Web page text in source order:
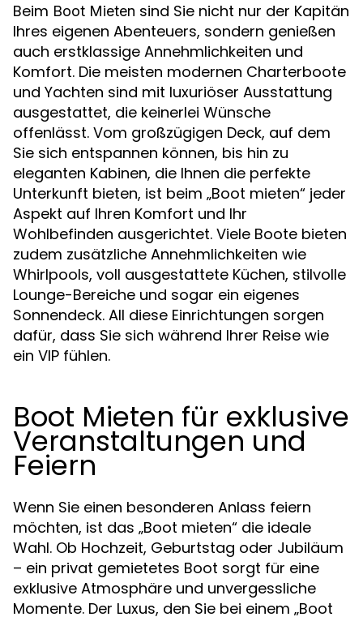
Beim Boot Mieten sind Sie nicht nur der Kapitän
Ihres eigenen Abenteuers, sondern genießen
auch erstklassige Annehmlichkeiten und
Komfort. Die meisten modernen Charterboote
und Yachten sind mit luxuriöser Ausstattung
ausgestattet, die keinerlei Wünsche
offenlässt. Vom großzügigen Deck, auf dem
Sie sich entspannen können, bis hin zu
eleganten Kabinen, die Ihnen die perfekte
Unterkunft bieten, ist beim „Boot mieten“ jeder
Aspekt auf Ihren Komfort und Ihr
Wohlbefinden ausgerichtet. Viele Boote bieten
zudem zusätzliche Annehmlichkeiten wie
Whirlpools, voll ausgestattete Küchen, stilvolle
Lounge-Bereiche und sogar ein eigenes
Sonnendeck. All diese Einrichtungen sorgen
dafür, dass Sie sich während Ihrer Reise wie
ein VIP fühlen.
Boot Mieten für exklusive
Veranstaltungen und
Feiern
Wenn Sie einen besonderen Anlass feiern
möchten, ist das „Boot mieten“ die ideale
Wahl. Ob Hochzeit, Geburtstag oder Jubiläum
– ein privat gemietetes Boot sorgt für eine
exklusive Atmosphäre und unvergessliche
Momente. Der Luxus, den Sie bei einem „Boot